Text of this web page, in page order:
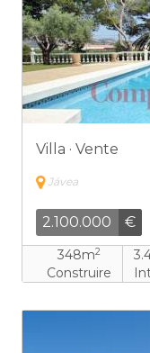
Villa · Vente
Jávea
2.100.000 €
348m2
Construire